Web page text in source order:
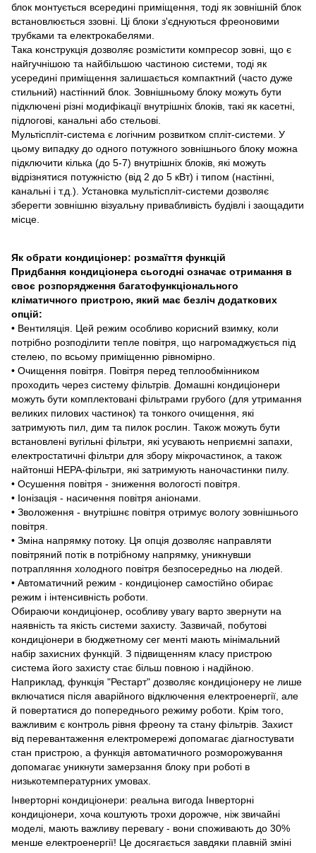
блок монтується всередині приміщення, тоді як зовнішній блок
встановлюється ззовні. Ці блоки з'єднуються фреоновими
трубками та електрокабелями.
Така конструкція дозволяє розмістити компресор зовні, що є
найгучнішою та найбільшою частиною системи, тоді як
усередині приміщення залишається компактний (часто дуже
стильний) настінний блок. Зовнішньому блоку можуть бути
підключені різні модифікації внутрішніх блоків, такі як касетні,
підлогові, канальні або стельові.
Мультіспліт-система є логічним розвитком спліт-системи. У
цьому випадку до одного потужного зовнішнього блоку можна
підключити кілька (до 5-7) внутрішніх блоків, які можуть
відрізнятися потужністю (від 2 до 5 кВт) і типом (настінні,
канальні і т.д.). Установка мультіспліт-системи дозволяє
зберегти зовнішню візуальну привабливість будівлі і заощадити
місце.
Як обрати кондиціонер: розмаїття функцій
Придбання кондиціонера сьогодні означає отримання в
своє розпорядження багатофункціонального
кліматичного пристрою, який має безліч додаткових
опцій:
• Вентиляція. Цей режим особливо корисний взимку, коли
потрібно розподілити тепле повітря, що нагромаджується під
стелею, по всьому приміщенню рівномірно.
• Очищення повітря. Повітря перед теплообмінником
проходить через систему фільтрів. Домашні кондиціонери
можуть бути комплектовані фільтрами грубого (для утримання
великих пилових частинок) та тонкого очищення, які
затримують пил, дим та пилок рослин. Також можуть бути
встановлені вугільні фільтри, які усувають неприємні запахи,
електростатичні фільтри для збору мікрочастинок, а також
найтонші НЕРА-фільтри, які затримують наночастинки пилу.
• Осушення повітря - зниження вологості повітря.
• Іонізація - насичення повітря аніонами.
• Зволоження - внутрішнє повітря отримує вологу зовнішнього
повітря.
• Зміна напрямку потоку. Ця опція дозволяє направляти
повітряний потік в потрібному напрямку, уникнувши
потрапляння холодного повітря безпосередньо на людей.
• Автоматичний режим - кондиціонер самостійно обирає
режим і інтенсивність роботи.
Обираючи кондиціонер, особливу увагу варто звернути на
наявність та якість системи захисту. Зазвичай, побутові
кондиціонери в бюджетному сег менті мають мінімальний
набір захисних функцій. З підвищенням класу пристрою
система його захисту стає більш повною і надійною.
Наприклад, функція "Рестарт" дозволяє кондиціонеру не лише
включатися після аварійного відключення електроенергії, але
й повертатися до попереднього режиму роботи. Крім того,
важливим є контроль рівня фреону та стану фільтрів. Захист
від перевантаження електромережі допомагає діагностувати
стан пристрою, а функція автоматичного розморожування
допомагає уникнути замерзання блоку при роботі в
низькотемпературних умовах.
Інверторні кондиціонери: реальна вигода Інверторні
кондиціонери, хоча коштують трохи дорожче, ніж звичайні
моделі, мають важливу перевагу - вони споживають до 30%
менше електроенергії! Це досягається завдяки плавній зміні